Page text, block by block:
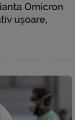
Omicron
ușoare,